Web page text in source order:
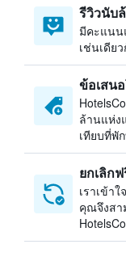
รีวิวนับ
มีคะแนน
เช่นเดีย
ข้อเสน
ล้านแห่ง
เทียบที่พั
ยกเลิก
เราเข้า
คุณจึงสา